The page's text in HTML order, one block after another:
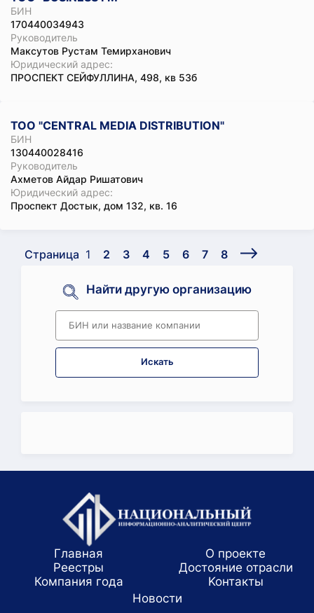
БИН
170440034943
Руководитель
Максутов Рустам Темирханович
Юридический адрес:
ПРОСПЕКТ СЕЙФУЛЛИНА, 498, кв 53б
ТОО "CENTRAL MEDIA DISTRIBUTION"
БИН
130440028416
Руководитель
Ахметов Айдар Ришатович
Юридический адрес:
Проспект Достык, дом 132, кв. 16
Страница 1 2 3 4 5 6 7 8
Найти другую организацию
Искать
Главная
О проекте
Реестры
Достояние отрасли
Компания года
Koнтaкты
Новости